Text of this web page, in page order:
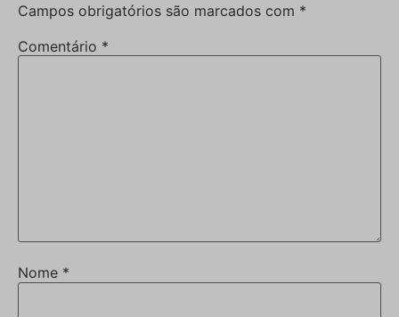
Campos obrigatórios são marcados com *
Comentário *
Nome *